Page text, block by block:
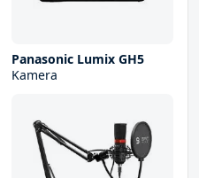
Panasonic Lumix GH5
Kamera